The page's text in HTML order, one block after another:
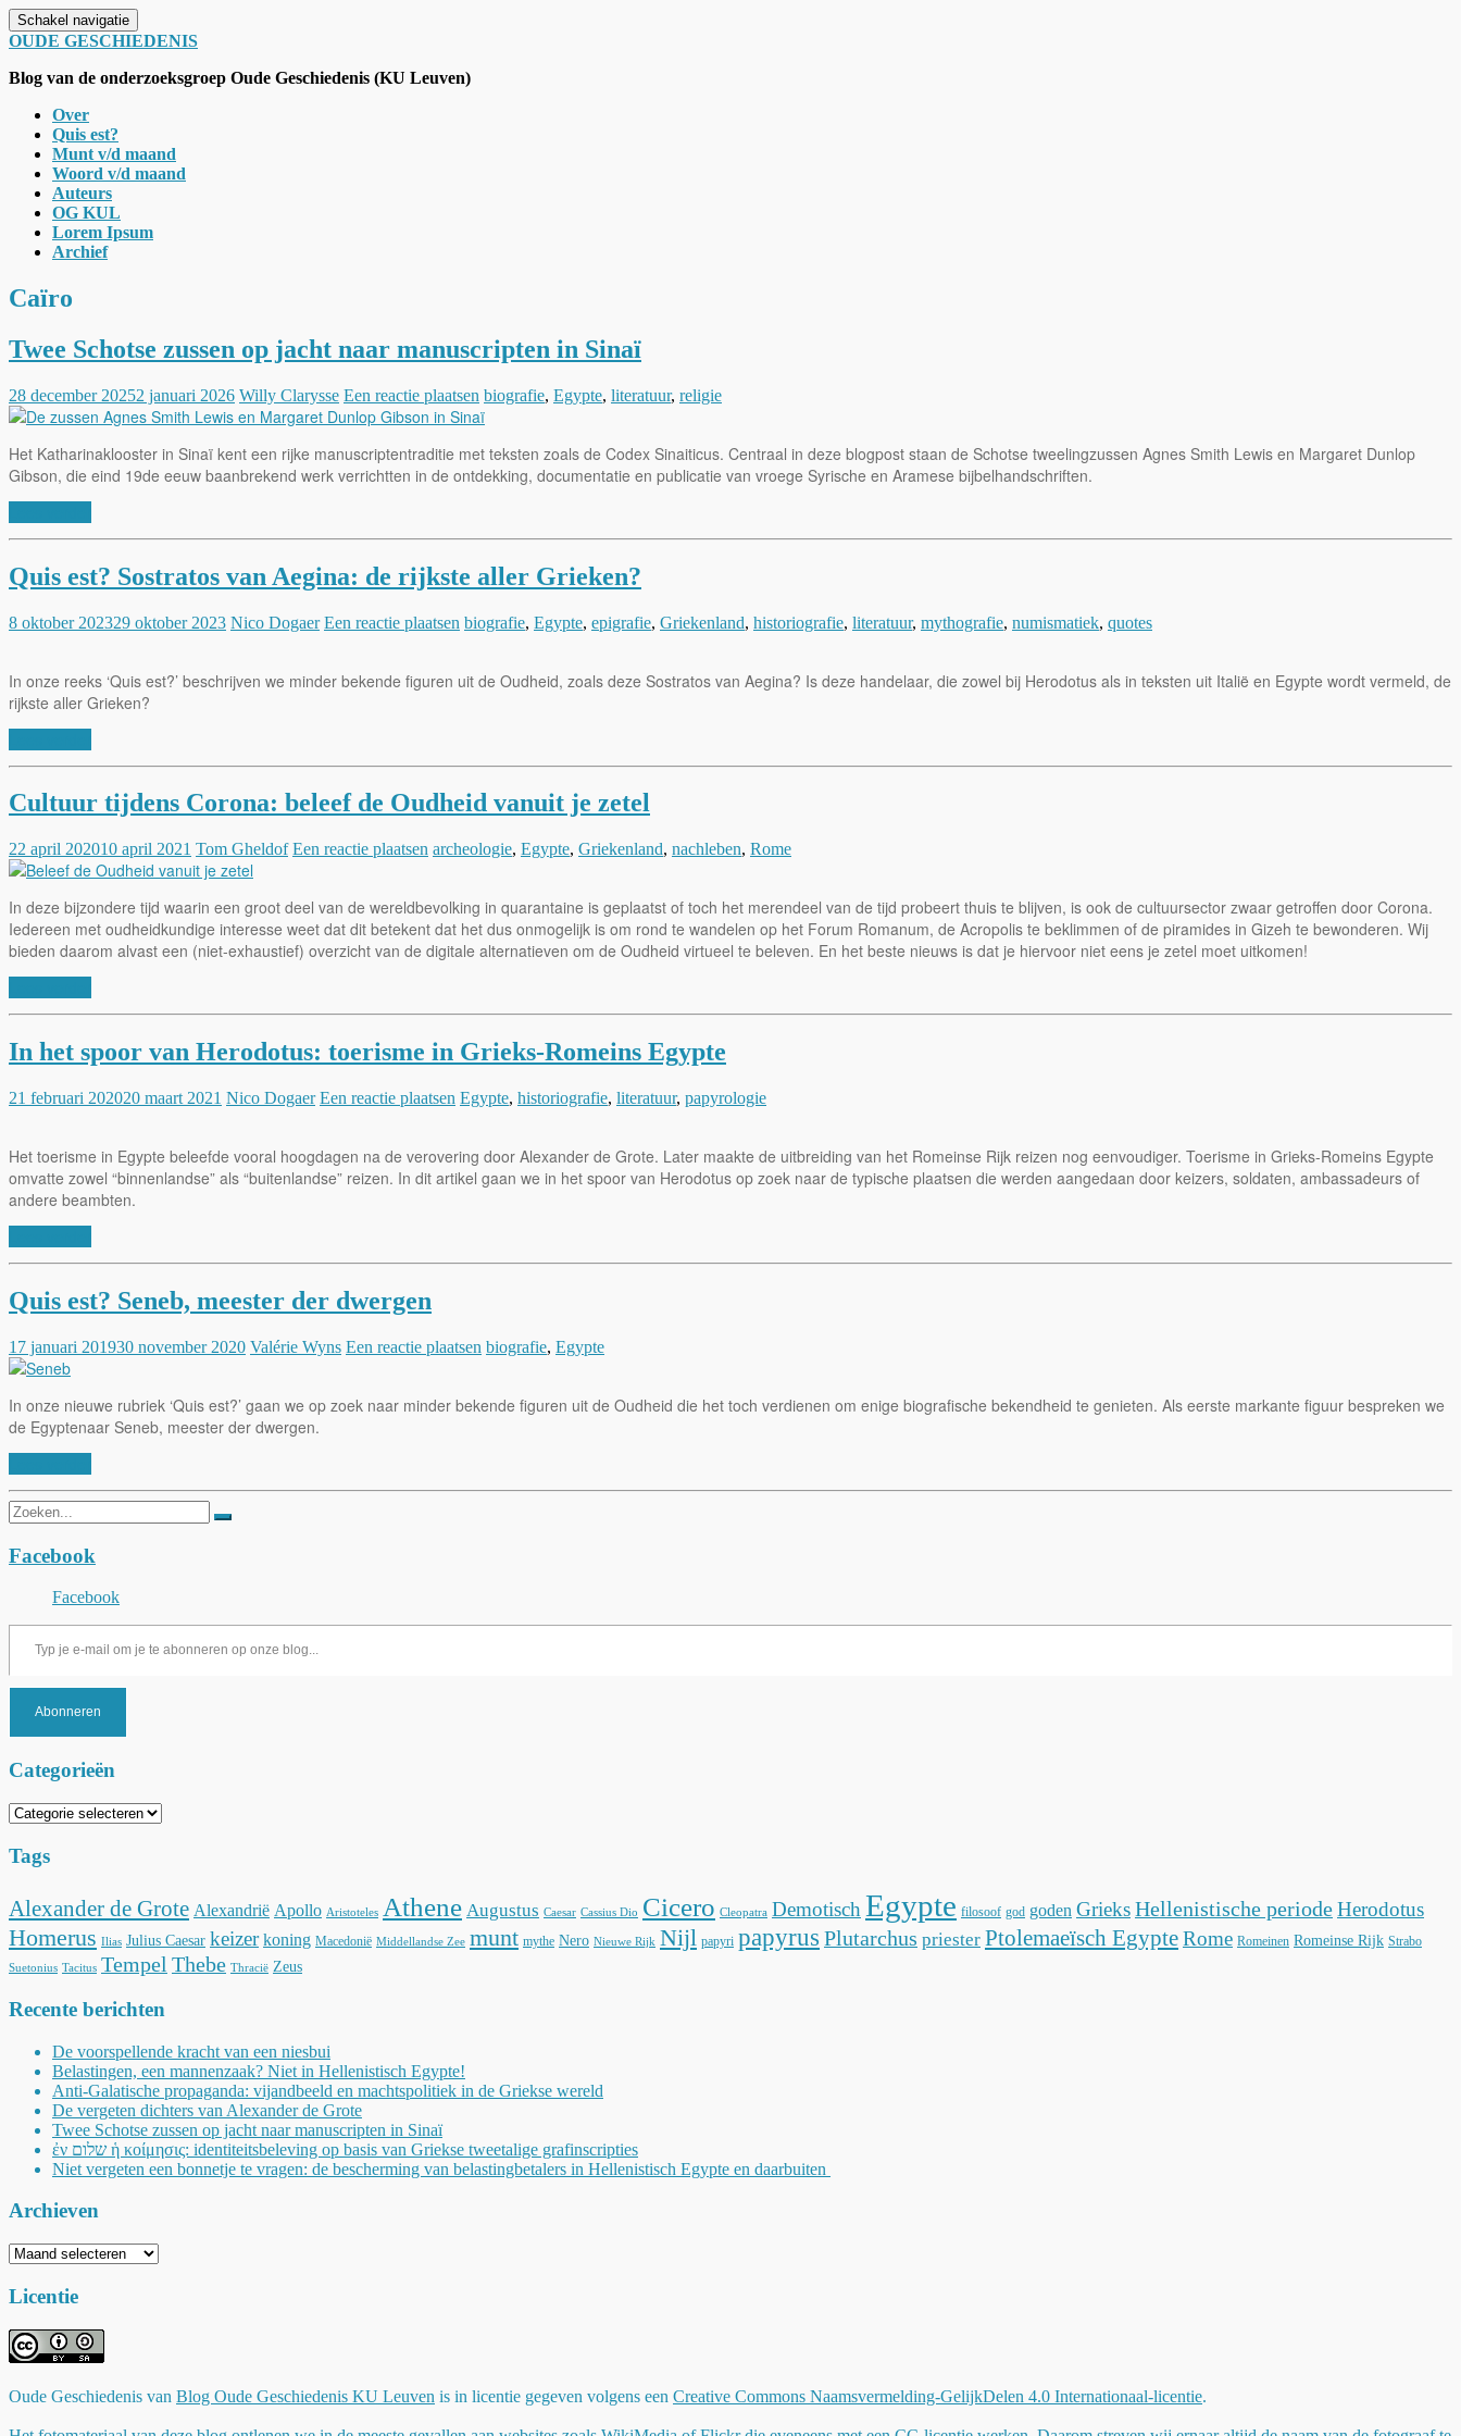
Schakel navigatie
OUDE GESCHIEDENIS
Blog van de onderzoeksgroep Oude Geschiedenis (KU Leuven)
Over
Quis est?
Munt v/d maand
Woord v/d maand
Auteurs
OG KUL
Lorem Ipsum
Archief
Caïro
Twee Schotse zussen op jacht naar manuscripten in Sinaï
28 december 20252 januari 2026 Willy Clarysse Een reactie plaatsen biografie, Egypte, literatuur, religie
Het Katharinaklooster in Sinaï kent een rijke manuscriptentraditie met teksten zoals de Codex Sinaiticus. Centraal in deze blogpost staan de Schotse tweelingzussen Agnes Smith Lewis en Margaret Dunlop
Gibson, die eind 19de eeuw baanbrekend werk verrichtten in de ontdekking, documentatie en publicatie van vroege Syrische en Aramese bijbelhandschriften.
Quis est? Sostratos van Aegina: de rijkste aller Grieken?
8 oktober 202329 oktober 2023 Nico Dogaer Een reactie plaatsen biografie, Egypte, epigrafie, Griekenland, historiografie, literatuur, mythografie, numismatiek, quotes
In onze reeks ‘Quis est?’ beschrijven we minder bekende figuren uit de Oudheid, zoals deze Sostratos van Aegina? Is deze handelaar, die zowel bij Herodotus als in teksten uit Italië en Egypte wordt vermeld, de
rijkste aller Grieken?
Cultuur tijdens Corona: beleef de Oudheid vanuit je zetel
22 april 202010 april 2021 Tom Gheldof Een reactie plaatsen archeologie, Egypte, Griekenland, nachleben, Rome
In deze bijzondere tijd waarin een groot deel van de wereldbevolking in quarantaine is geplaatst of toch het merendeel van de tijd probeert thuis te blijven, is ook de cultuursector zwaar getroffen door Corona.
Iedereen met oudheidkundige interesse weet dat dit betekent dat het dus onmogelijk is om rond te wandelen op het Forum Romanum, de Acropolis te beklimmen of de piramides in Gizeh te bewonderen. Wij
bieden daarom alvast een (niet-exhaustief) overzicht van de digitale alternatieven om de Oudheid virtueel te beleven. En het beste nieuws is dat je hiervoor niet eens je zetel moet uitkomen!
In het spoor van Herodotus: toerisme in Grieks-Romeins Egypte
21 februari 202020 maart 2021 Nico Dogaer Een reactie plaatsen Egypte, historiografie, literatuur, papyrologie
Het toerisme in Egypte beleefde vooral hoogdagen na de verovering door Alexander de Grote. Later maakte de uitbreiding van het Romeinse Rijk reizen nog eenvoudiger. Toerisme in Grieks-Romeins Egypte
omvatte zowel “binnenlandse” als “buitenlandse” reizen. In dit artikel gaan we in het spoor van Herodotus op zoek naar de typische plaatsen die werden aangedaan door keizers, soldaten, ambassadeurs of
andere beambten.
Quis est? Seneb, meester der dwergen
17 januari 201930 november 2020 Valérie Wyns Een reactie plaatsen biografie, Egypte
In onze nieuwe rubriek ‘Quis est?’ gaan we op zoek naar minder bekende figuren uit de Oudheid die het toch verdienen om enige biografische bekendheid te genieten. Als eerste markante figuur bespreken we
de Egyptenaar Seneb, meester der dwergen.
Zoeken
naar:
Facebook
Facebook
Typ je e-mail om je te abonneren op onze blog...
Abonneren
Categorieën
Categorieën
Tags
Alexander de Grote Alexandrië Apollo Aristoteles Athene Augustus Caesar Cassius Dio Cicero Cleopatra DemotischEgypte filosoof god goden GrieksHellenistische periodeHerodotus
Homerus Ilias Julius Caesar keizer koning Macedonië Middellandse Zee munt mythe Nero Nieuwe Rijk Nijl papyri papyrus Plutarchus priester Ptolemaeïsch EgypteRome Romeinen Romeinse Rijk Strabo
Suetonius Tacitus Tempel Thebe Thracië Zeus
Recente berichten
De voorspellende kracht van een niesbui
Belastingen, een mannenzaak? Niet in Hellenistisch Egypte!
Anti-Galatische propaganda: vijandbeeld en machtspolitiek in de Griekse wereld
De vergeten dichters van Alexander de Grote
Twee Schotse zussen op jacht naar manuscripten in Sinaï
ἐν שלום ἡ κοίμησις: identiteitsbeleving op basis van Griekse tweetalige grafinscripties
Niet vergeten een bonnetje te vragen: de bescherming van belastingbetalers in Hellenistisch Egypte en daarbuiten
Archieven
Archieven
Licentie
Oude Geschiedenis van Blog Oude Geschiedenis KU Leuven is in licentie gegeven volgens een Creative Commons Naamsvermelding-GelijkDelen 4.0 Internationaal-licentie.